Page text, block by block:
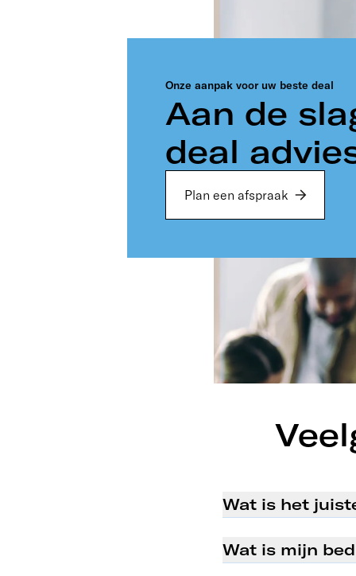
Aan de
deal
Onze aanpak voor uw beste deal
Plan een afspraak
Wat is het
groeivooruitzichten
Wat is mijn